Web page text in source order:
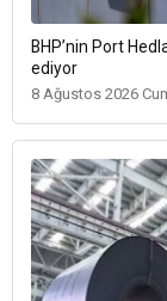
BHP’nin Port
ediyor
8 Ağustos 2026